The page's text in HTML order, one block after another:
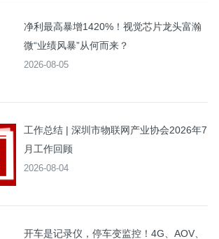
净利最高暴增1420%！视觉芯片龙头富瀚
微“业绩风暴”从何而来？
2026-08-05
工作总结 | 深圳市物联网产业协会2026年7
月工作回顾
2026-08-04
开车是记录仪，停车变监控！4G、AOV、